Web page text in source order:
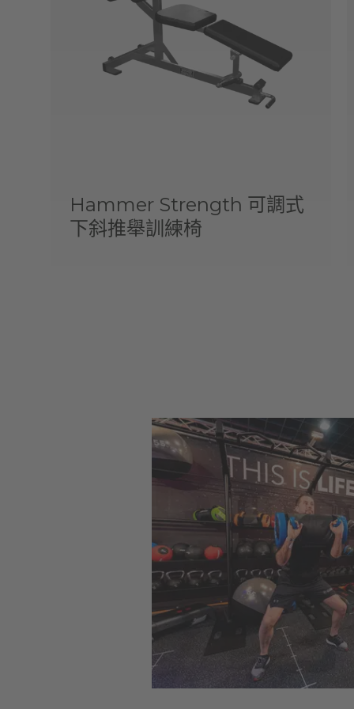
Hammer Strength 可調式
下斜推舉訓練椅